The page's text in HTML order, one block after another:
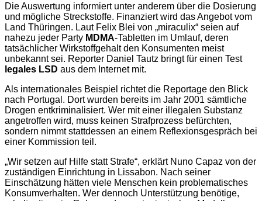
Die Auswertung informiert unter anderem über die Dosierung
und mögliche Streckstoffe. Finanziert wird das Angebot vom
Land Thüringen. Laut Felix Blei von „miraculix“ seien auf
nahezu jeder Party MDMA-Tabletten im Umlauf, deren
tatsächlicher Wirkstoffgehalt den Konsumenten meist
unbekannt sei. Reporter Daniel Tautz bringt für einen Test
legales LSD aus dem Internet mit.
Als internationales Beispiel richtet die Reportage den Blick
nach Portugal. Dort wurden bereits im Jahr 2001 sämtliche
Drogen entkriminalisiert. Wer mit einer illegalen Substanz
angetroffen wird, muss keinen Strafprozess befürchten,
sondern nimmt stattdessen an einem Reflexionsgespräch bei
einer Kommission teil.
„Wir setzen auf Hilfe statt Strafe“, erklärt Nuno Capaz von der
zuständigen Einrichtung in Lissabon. Nach seiner
Einschätzung hätten viele Menschen kein problematisches
Konsumverhalten. Wer dennoch Unterstützung benötige,